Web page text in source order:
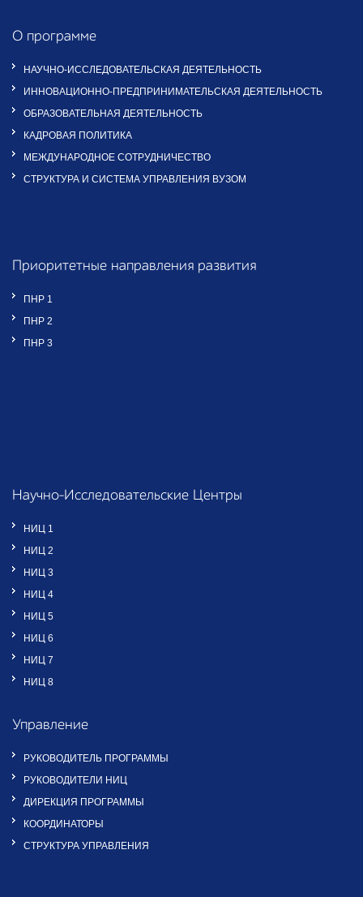
О программе
НАУЧНО-ИССЛЕДОВАТЕЛЬСКАЯ ДЕЯТЕЛЬНОСТЬ
ИННОВАЦИОННО-ПРЕДПРИНИМАТЕЛЬСКАЯ ДЕЯТЕЛЬНОСТЬ
ОБРАЗОВАТЕЛЬНАЯ ДЕЯТЕЛЬНОСТЬ
КАДРОВАЯ ПОЛИТИКА
МЕЖДУНАРОДНОЕ СОТРУДНИЧЕСТВО
СТРУКТУРА И СИСТЕМА УПРАВЛЕНИЯ ВУЗОМ
Приоритетные направления развития
ПНР 1
ПНР 2
ПНР 3
Научно-Исследовательские Центры
НИЦ 1
НИЦ 2
НИЦ 3
НИЦ 4
НИЦ 5
НИЦ 6
НИЦ 7
НИЦ 8
Управление
РУКОВОДИТЕЛЬ ПРОГРАММЫ
РУКОВОДИТЕЛИ НИЦ
ДИРЕКЦИЯ ПРОГРАММЫ
КООРДИНАТОРЫ
СТРУКТУРА УПРАВЛЕНИЯ